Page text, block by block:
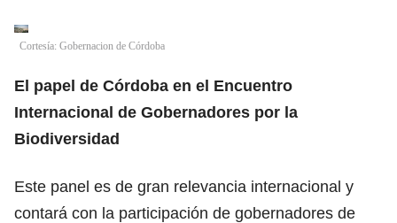
Cortesía: Gobernacion de Córdoba
El papel de Córdoba en el Encuentro
Internacional de Gobernadores por la
Biodiversidad
Este panel es de gran relevancia internacional y
contará con la participación de gobernadores de